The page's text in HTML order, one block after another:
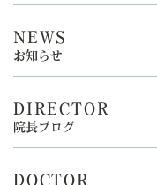
NEWS
お知らせ
DIRECTOR
院長ブログ
DOCTOR